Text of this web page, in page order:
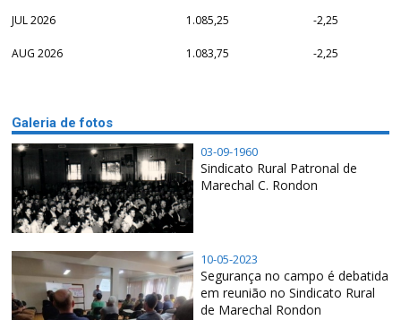
JUL 2026 1.085,25 -2,25
AUG 2026 1.083,75 -2,25
Galeria de fotos
03-09-1960
Sindicato Rural Patronal de
Marechal C. Rondon
10-05-2023
Segurança no campo é debatida
em reunião no Sindicato Rural
de Marechal Rondon